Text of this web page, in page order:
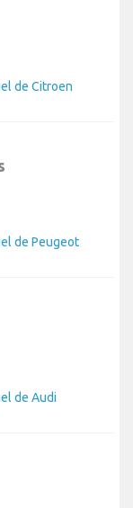
de Citroen
de Peugeot
de Audi